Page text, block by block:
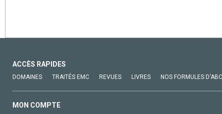
ACCÈS RAPIDES
DOMAINES TRAITÉS EMC REVUES LIVRES NOS FORMULES
MON COMPTE